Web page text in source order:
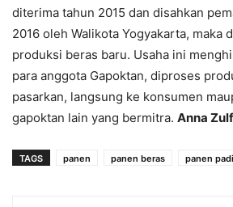
diterima tahun 2015 dan disahkan
2016 oleh Walikota Yogyakarta, maka
produksi beras baru. Usaha ini
para anggota Gapoktan, diproses
pasarkan, langsung ke konsumen
gapoktan lain yang bermitra. Anna
TAGS panen panen beras panen padi